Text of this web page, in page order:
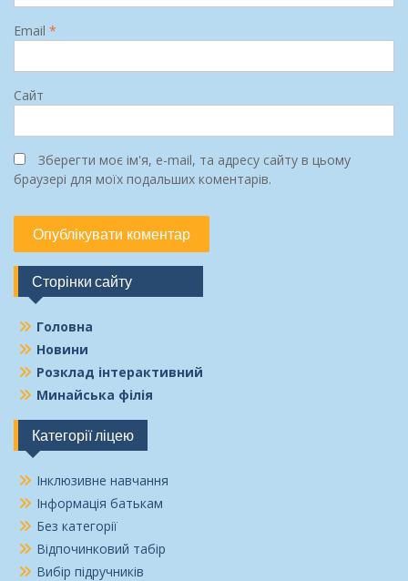
Email *
Сайт
Зберегти моє ім'я, e-mail, та адресу сайту в цьому
браузері для моїх подальших коментарів.
Сторінки сайту
Головна
Новини
Розклад інтерактивний
Минайська філія
Категорії ліцею
Інклюзивне навчання
Інформація батькам
Без категорії
Відпочинковий табір
Вибір підручників